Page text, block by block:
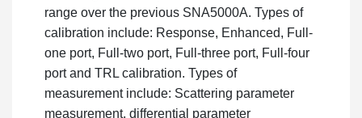
range over the previous SNA5000A. Types of
calibration include: Response, Enhanced, Full-
one port, Full-two port, Full-three port, Full-four
port and TRL calibration. Types of
measurement include: Scattering parameter
measurement, differential parameter